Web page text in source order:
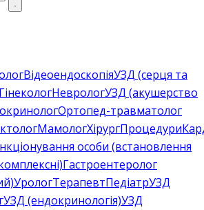
ВідеоендоскопіяУЗД (серця та
ГінекологНеврологУЗД (акушерство
Ортопед-травматолог
МамологХірургПроцедури
особи (встановлення
Гастроентеролог
УрологТерапевтПедіатрУЗД
УЗД (ендокринологія)УЗД